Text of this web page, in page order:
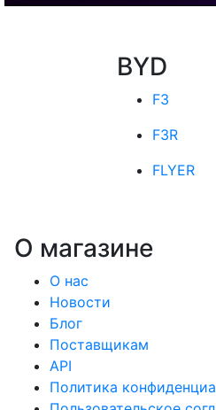
BYD
F3
F3R
FLYER
О магазине
О нас
Новости
Блог
Поставщикам
API
Политика